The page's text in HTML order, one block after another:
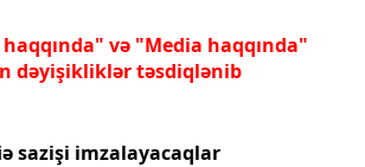
və "Media haqqında"
dəyişikliklər təsdiqlənib
sazişi imzalayacaqlar